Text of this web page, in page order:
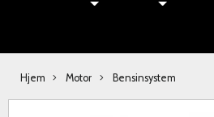
Hjem Motor Bensinsystem